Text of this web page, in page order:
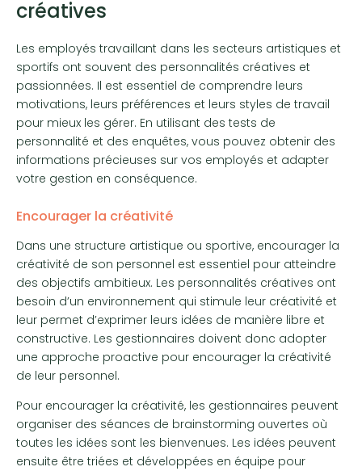
créatives
Les employés travaillant dans les secteurs artistiques et
sportifs ont souvent des personnalités créatives et
passionnées. Il est essentiel de comprendre leurs
motivations, leurs préférences et leurs styles de travail
pour mieux les gérer. En utilisant des tests de
personnalité et des enquêtes, vous pouvez obtenir des
informations précieuses sur vos employés et adapter
votre gestion en conséquence.
Encourager la créativité
Dans une structure artistique ou sportive, encourager la
créativité de son personnel est essentiel pour atteindre
des objectifs ambitieux. Les personnalités créatives ont
besoin d’un environnement qui stimule leur créativité et
leur permet d’exprimer leurs idées de manière libre et
constructive. Les gestionnaires doivent donc adopter
une approche proactive pour encourager la créativité
de leur personnel.
Pour encourager la créativité, les gestionnaires peuvent
organiser des séances de brainstorming ouvertes où
toutes les idées sont les bienvenues. Les idées peuvent
ensuite être triées et développées en équipe pour